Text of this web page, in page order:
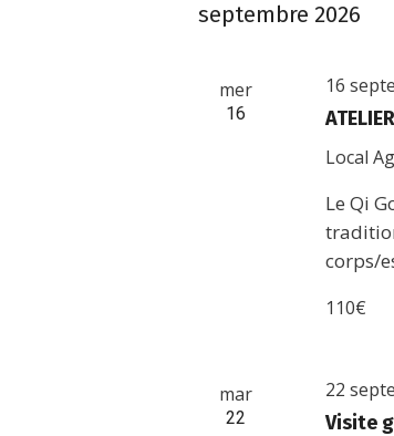
septembre 2026
mer
16
16
Local
Le Qi
corps/
110€
mar
22 Visite
22